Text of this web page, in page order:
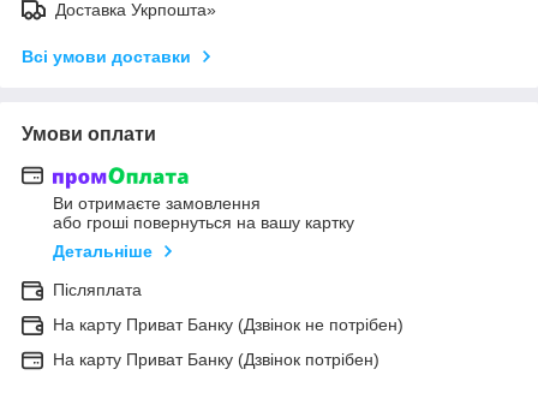
Доставка Укрпошта»
Всі умови доставки
Умови оплати
Ви отримаєте замовлення
або гроші повернуться на вашу картку
Детальніше
Післяплата
На карту Приват Банку (Дзвінок не потрібен)
На карту Приват Банку (Дзвінок потрібен)